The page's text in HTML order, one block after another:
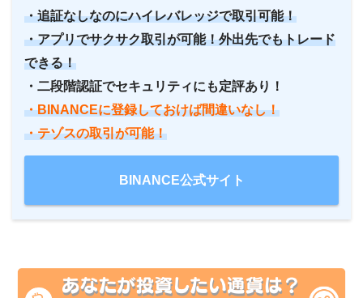
・追証なしなのにハイレバレッジで取引可能！
・アプリでサクサク取引が可能！外出先でもトレード
できる！
・二段階認証でセキュリティにも定評あり！
・BINANCEに登録しておけば間違いなし！
・テゾスの取引が可能！
BINANCE公式サイト